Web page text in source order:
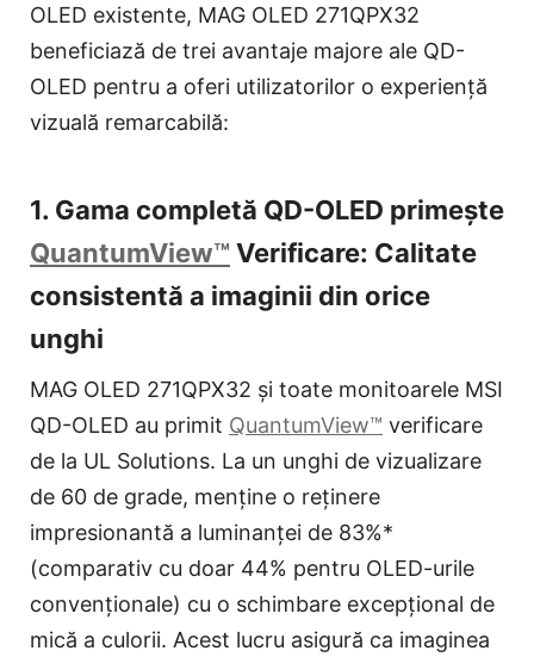
OLED existente, MAG OLED 271QPX32
beneficiază de trei avantaje majore ale QD-
OLED pentru a oferi utilizatorilor o experiență
vizuală remarcabilă:
1. Gama completă QD-OLED primește
QuantumView™ Verificare: Calitate
consistentă a imaginii din orice
unghi
MAG OLED 271QPX32 și toate monitoarele MSI
QD-OLED au primit QuantumView™ verificare
de la UL Solutions. La un unghi de vizualizare
de 60 de grade, menține o reținere
impresionantă a luminanței de 83%*
(comparativ cu doar 44% pentru OLED-urile
convenționale) cu o schimbare excepțional de
mică a culorii. Acest lucru asigură ca imaginea